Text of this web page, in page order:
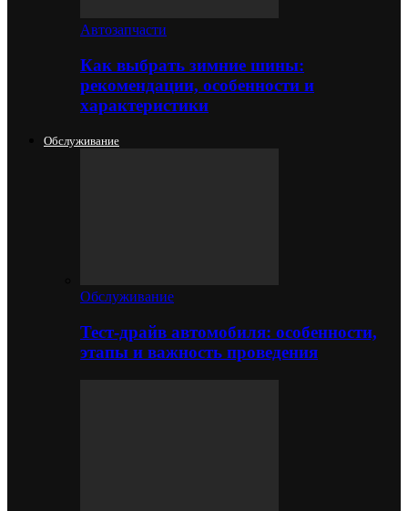
Автозапчасти
Как выбрать зимние шины:
рекомендации, особенности и
характеристики
Обслуживание
Обслуживание
Тест-драйв автомобиля: особенности,
этапы и важность проведения